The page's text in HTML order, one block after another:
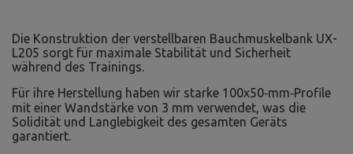
Die Konstruktion der verstellbaren Bauchmuskelbank UX-
L205 sorgt für maximale Stabilität und Sicherheit
während des Trainings.
Für ihre Herstellung haben wir starke 100x50‑mm‑Profile
mit einer Wandstärke von 3 mm verwendet, was die
Solidität und Langlebigkeit des gesamten Geräts
garantiert.